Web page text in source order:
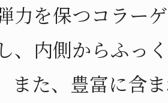
力を保つコラー
、内側からふっ
また、豊富に含